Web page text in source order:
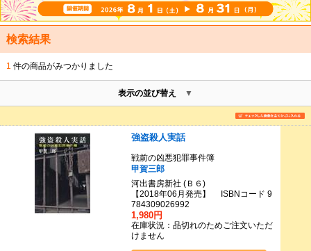
検索結果
1 件の商品がみつかりました
表示の並び替え
強盗殺人実話
戦前の凶悪犯罪事件簿
甲賀三郎
河出書房新社 (Ｂ６)
【2018年06月発売】 ISBNコード 9
784309026992
1,980円
在庫状況：品切れのためご注文いただ
けません